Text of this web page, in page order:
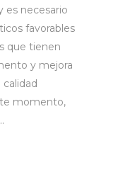
es necesario
favorables
que tienen
y mejora
calidad
momento,